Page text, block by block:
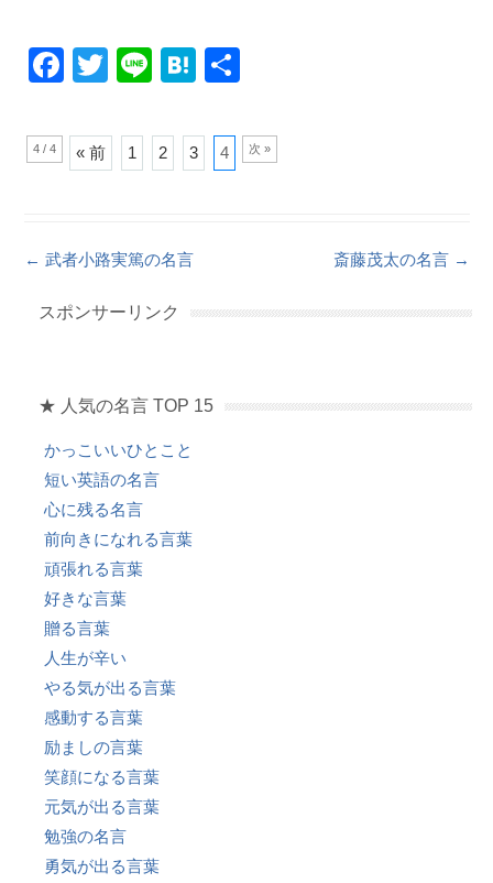
F
c
e
o
o
k
T
tt
er
Li
e
H
e
n
4 / 4 « 前 1 2 3 4 次 »
Post navigation
← 武者小路実篤の名言 斎藤茂太の名言 →
スポンサーリンク
★ 人気の名言 TOP 15
かっこいいひとこと
短い英語の名言
心に残る名言
前向きになれる言葉
頑張れる言葉
好きな言葉
贈る言葉
人生が辛い
やる気が出る言葉
感動する言葉
励ましの言葉
笑顔になる言葉
元気が出る言葉
勉強の名言
勇気が出る言葉